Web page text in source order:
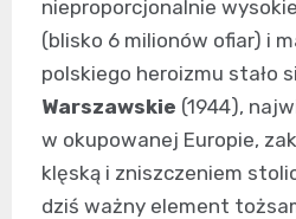
nieproporcjonalnie
(blisko 6 milionów ofiar) i
polskiego heroizmu stało
Warszawskie (1944),
w okupowanej Europie,
klęską i zniszczeniem
dziś ważny element